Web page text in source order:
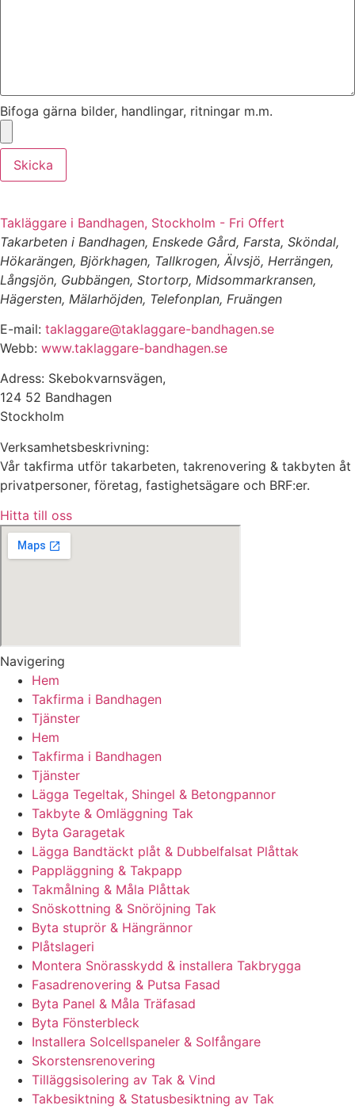
Bifoga gärna bilder, handlingar, ritningar m.m.
Skicka
Takläggare i Bandhagen, Stockholm - Fri Offert
Takarbeten i Bandhagen, Enskede Gård, Farsta, Sköndal,
Hökarängen, Björkhagen, Tallkrogen, Älvsjö, Herrängen,
Långsjön, Gubbängen, Stortorp, Midsommarkransen,
Hägersten, Mälarhöjden, Telefonplan, Fruängen
E-mail: taklaggare@taklaggare-bandhagen.se
Webb: www.taklaggare-bandhagen.se
Adress: Skebokvarnsvägen,
124 52 Bandhagen
Stockholm
Verksamhetsbeskrivning:
Vår takfirma utför takarbeten, takrenovering & takbyten åt
privatpersoner, företag, fastighetsägare och BRF:er.
Hitta till oss
Navigering
Hem
Takfirma i Bandhagen
Tjänster
Hem
Takfirma i Bandhagen
Tjänster
Lägga Tegeltak, Shingel & Betongpannor
Takbyte & Omläggning Tak
Byta Garagetak
Lägga Bandtäckt plåt & Dubbelfalsat Plåttak
Pappläggning & Takpapp
Takmålning & Måla Plåttak
Snöskottning & Snöröjning Tak
Byta stuprör & Hängrännor
Plåtslageri
Montera Snörasskydd & installera Takbrygga
Fasadrenovering & Putsa Fasad
Byta Panel & Måla Träfasad
Byta Fönsterbleck
Installera Solcellspaneler & Solfångare
Skorstensrenovering
Tilläggsisolering av Tak & Vind
Takbesiktning & Statusbesiktning av Tak